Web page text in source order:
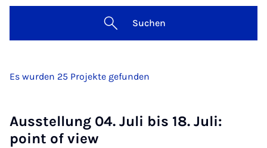
Suchen
Es wurden 25 Projekte gefunden
Ausstellung 04. Juli bis 18. Juli:
point of view